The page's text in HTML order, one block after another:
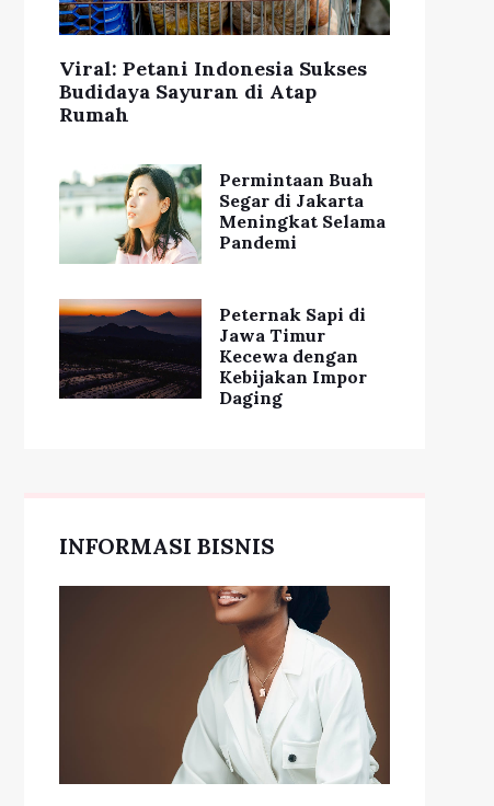
Viral: Petani Indonesia Sukses
Budidaya Sayuran di Atap
Rumah
Permintaan Buah
Segar di Jakarta
Meningkat Selama
Pandemi
Peternak Sapi di
Jawa Timur
Kecewa dengan
Kebijakan Impor
Daging
INFORMASI BISNIS